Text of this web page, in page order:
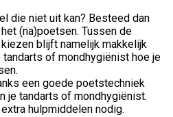
die niet uit kan? Besteed dan
(na)poetsen. Tussen de
blijft namelijk makkelijk
tandarts of mondhygiënist hoe je
een goede poetstechniek
je tandarts of mondhygiënist.
hulpmiddelen nodig.